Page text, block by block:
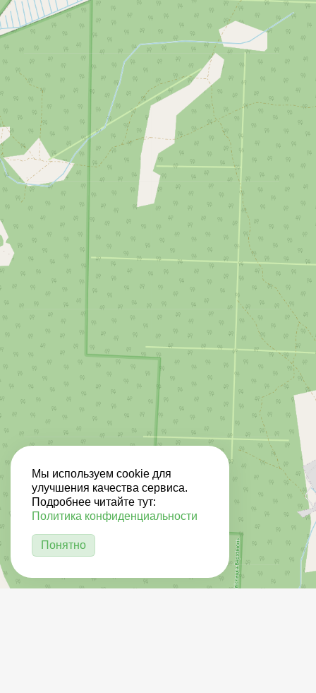
Мы используем cookie для
улучшения качества сервиса.
Подробнее читайте тут:
Политика конфиденциальности
Понятно